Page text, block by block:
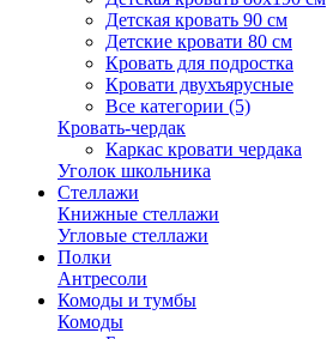
Детская кровать 90 см
Детские кровати 80 см
Кровать для подростка
Кровати двухъярусные
Все категории (5)
Кровать-чердак
Каркас кровати чердака
Уголок школьника
Стеллажи
Книжные стеллажи
Угловые стеллажи
Полки
Антресоли
Комоды и тумбы
Комоды